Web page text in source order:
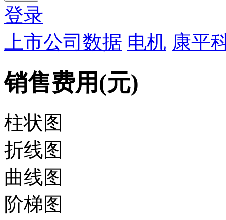
登录
上市公司数据 电机 康平
销售费用(元)
柱状图
折线图
曲线图
阶梯图